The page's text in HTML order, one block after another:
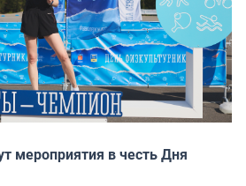
мероприятия в честь Дня